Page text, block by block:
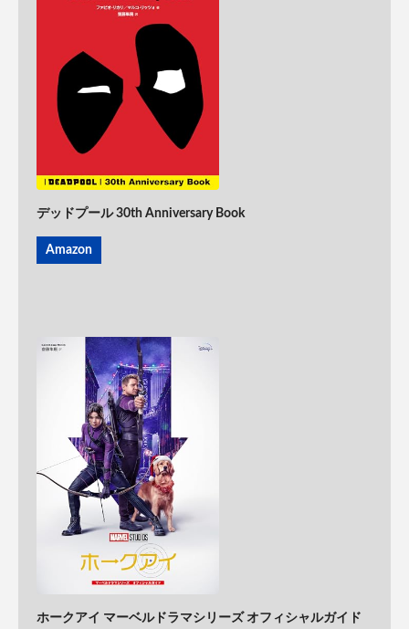
デッドプール 30th Anniversary Book
Amazon
ホークアイ マーベルドラマシリーズ オフィシャルガイド